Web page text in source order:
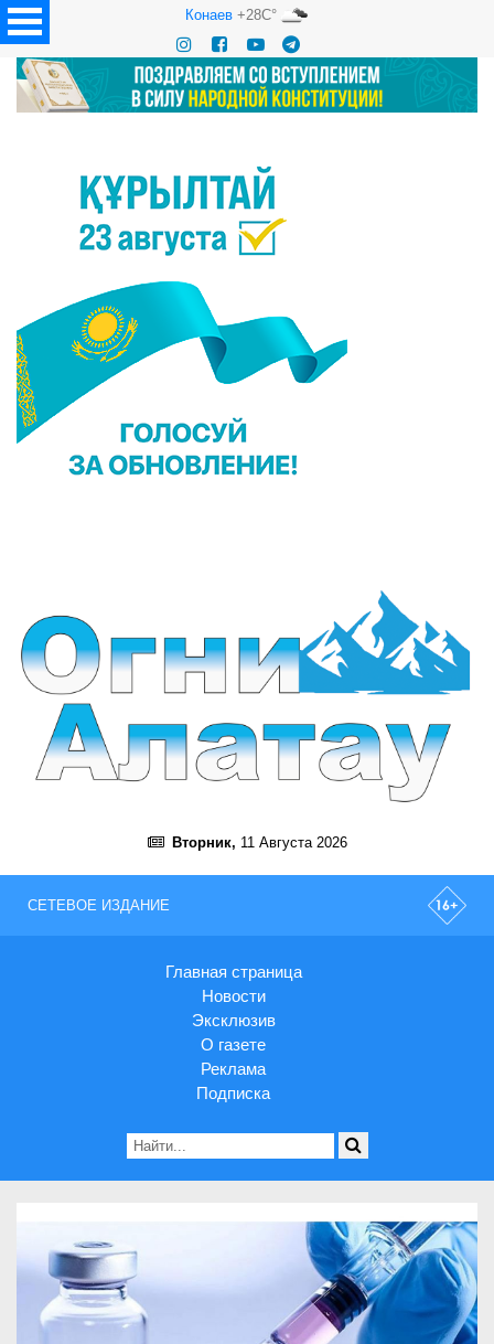
Конаев+28C°
Вторник, 11 Августа 2026
СЕТЕВОЕ ИЗДАНИЕ
Главная страница
Новости
Эксклюзив
О газете
Реклама
Подписка